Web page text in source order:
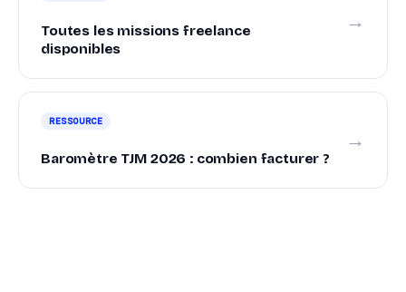
Toutes les missions freelance
disponibles
→
RESSOURCE
Baromètre TJM 2026 : combien facturer ?
→